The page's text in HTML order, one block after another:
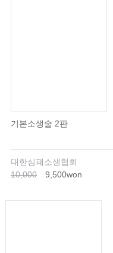
기본소생술 2판
대한심폐소생협회
10,000
9,500won